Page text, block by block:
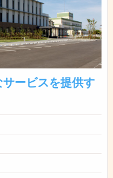
ービスを提供す